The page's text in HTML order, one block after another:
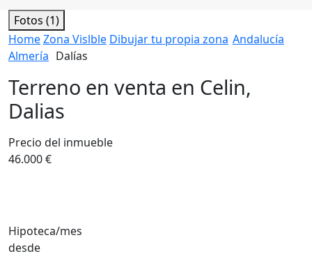
Fotos (1)
HomeZona Vislble Dibujar tu propia zona Andalucía
Almería Dalías
Terreno en venta en Celin,
Dalias
Precio del inmueble
46.000 €
Hipoteca/mes
desde